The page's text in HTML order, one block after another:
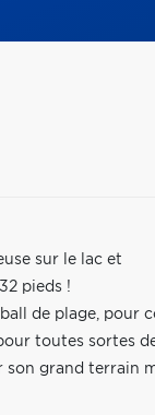
sur le lac et
pieds !
de plage, pour
toutes sortes
son grand terrain